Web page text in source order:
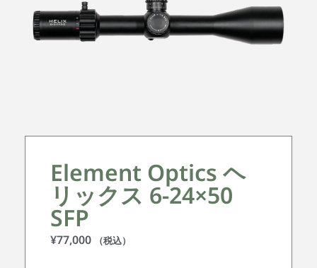
Element Optics ヘ
リックス 6-24×50
SFP
¥77,000 （税込）